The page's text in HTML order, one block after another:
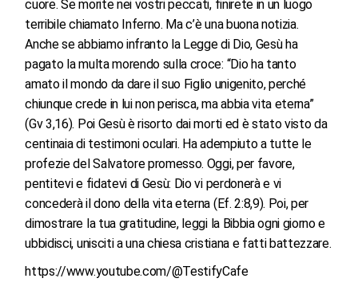
cuore. Se morite nei vostri peccati, finirete in un luogo
terribile chiamato Inferno. Ma c’è una buona notizia.
Anche se abbiamo infranto la Legge di Dio, Gesù ha
pagato la multa morendo sulla croce: “Dio ha tanto
amato il mondo da dare il suo Figlio unigenito, perché
chiunque crede in lui non perisca, ma abbia vita eterna”
(Gv 3,16). Poi Gesù è risorto dai morti ed è stato visto da
centinaia di testimoni oculari. Ha adempiuto a tutte le
profezie del Salvatore promesso. Oggi, per favore,
pentitevi e fidatevi di Gesù: Dio vi perdonerà e vi
concederà il dono della vita eterna (Ef. 2:8,9). Poi, per
dimostrare la tua gratitudine, leggi la Bibbia ogni giorno e
ubbidisci, unisciti a una chiesa cristiana e fatti battezzare.
https://www.youtube.com/@TestifyCafe